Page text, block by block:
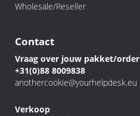
Wholesale/Reseller
Contact
Vraag over jouw pakket/order
+31(0)88 8009838
anothercookie@yourhelpdesk.eu
Verkoop